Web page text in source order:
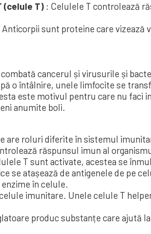
(celule T) : Celulele T controlează
sunt proteine ​​care
cancerul și virusurile și
o întâlnire, unele limfocite se
este motivul pentru care nu faci
anumite boli.
are roluri diferite în sistemul
răspunsul imun al
T sunt activate, acestea se
se atașează de antigenele de pe
în celule.
imunitare. Unele celule T
produc substanțe care ajută